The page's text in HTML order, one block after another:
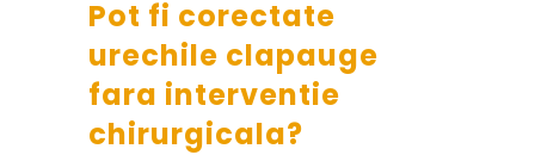
Pot fi corectate
urechile clapauge
fara interventie
chirurgicala?